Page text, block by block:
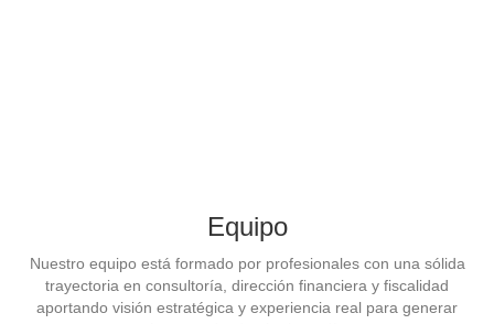
Equipo
Nuestro equipo está formado por profesionales con una sólida
trayectoria en consultoría, dirección financiera y fiscalidad
aportando visión estratégica y experiencia real para generar